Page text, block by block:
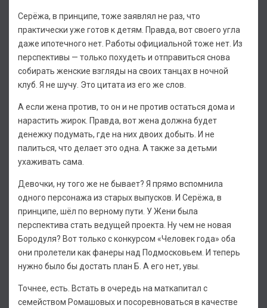
Серёжа, в принципе, тоже заявлял не раз, что
практически уже готов к детям. Правда, вот своего угла
даже ипотечного нет. Работы официальной тоже нет. Из
перспективы — только похудеть и отправиться снова
собирать женские взгляды на своих танцах в ночной
клуб. Я не шучу. Это цитата из его же слов.
А если жена против, то он и не против остаться дома и
нарастить жирок. Правда, вот жена должна будет
денежку подумать, где на них двоих добыть. И не
палиться, что делает это одна. А также за детьми
ухаживать сама.
Девочки, ну того же не бывает? Я прямо вспомнила
одного персонажа из старых выпусков. И Серёжа, в
принципе, шёл по верному пути. У Жени была
перспектива стать ведущей проекта. Ну чем не новая
Бородуля? Вот только с конкурсом «Человек года» оба
они пролетели как фанеры над Подмосковьем. И теперь
нужно было бы достать план Б. А его нет, увы.
Точнее, есть. Встать в очередь на маткапитал с
семейством Ромашовых и посоревноваться в качестве